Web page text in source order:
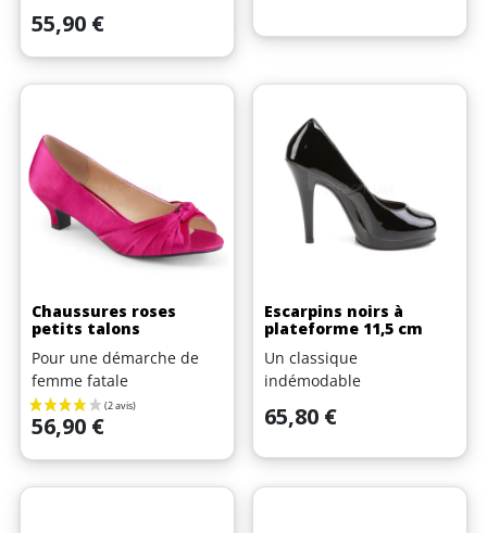
Prix
55,90 €
Chaussures roses
petits talons
Pour une démarche de
femme fatale
Prix
56,90 €
Escarpins noirs à
plateforme 11,5 cm
Un classique
indémodable
Prix
65,80 €